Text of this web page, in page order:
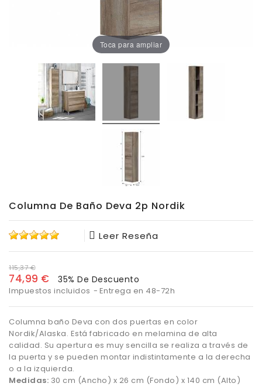
Toca para ampliar
Columna De Baño Deva 2p Nordik
Leer Reseña
115,37 €
74,99 € 35% De Descuento
Impuestos incluidos Entrega en 48-72h
Columna baño Deva con dos puertas en color
Nordik/Alaska. Está fabricado en melamina de alta
calidad. Su apertura es muy sencilla se realiza a través de
la puerta y se pueden montar indistintamente a la derecha
o a la izquierda.
Medidas: 30 cm (Ancho) x 26 cm (Fondo) x 140 cm (Alto)